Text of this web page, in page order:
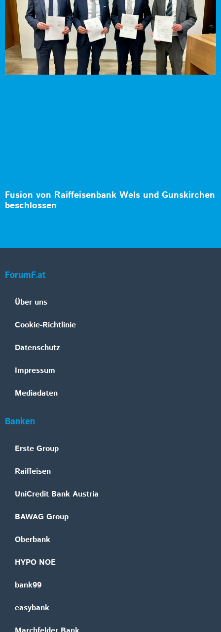
Fusion von Raiffeisenbank Wels und Gunskirchen
beschlossen
ForumF.at
Über uns
Cookie-Richtlinie
Datenschutz
Impressum
Mediadaten
Banken
Erste Group
Raiffeisen
UniCredit Bank Austria
BAWAG Group
Oberbank
HYPO NOE
bank99
easybank